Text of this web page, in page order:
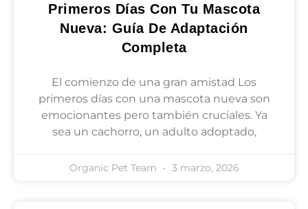
Primeros Días Con Tu Mascota
Nueva: Guía De Adaptación
Completa
El comienzo de una gran amistad Los
primeros días con una mascota nueva son
emocionantes pero también cruciales. Ya
sea un cachorro, un adulto adoptado,
Organic Pet Team 3 marzo, 2026